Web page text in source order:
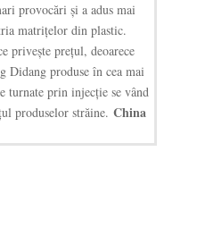
provocări și a adus mai
matrițelor din plastic.
privește prețul, deoarece
Didang produse în cea mai
turnate prin injecție se vând
produselor străine. China